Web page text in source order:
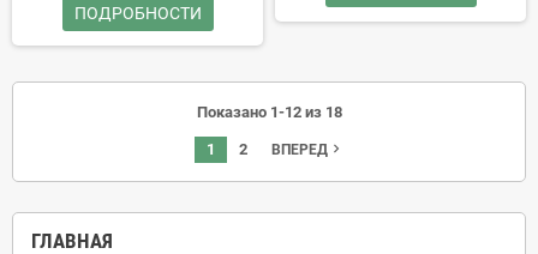
ГЛАВНАЯ
ПОДРОБНОСТИ
Показано 1-12 из 18
1 2 ВПЕРЕДnavigate_next